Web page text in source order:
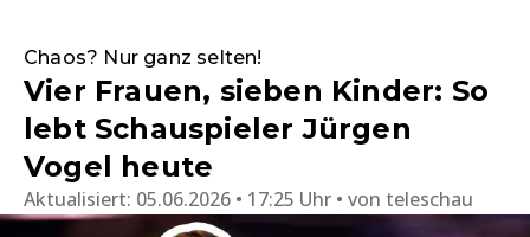
Chaos? Nur ganz selten!
Vier Frauen, sieben Kinder: So
lebt Schauspieler Jürgen
Vogel heute
Aktualisiert: 05.06.2026 • 17:25 Uhr von teleschau